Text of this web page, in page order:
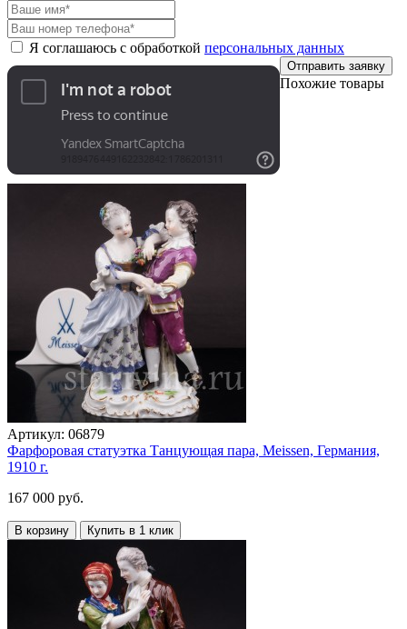
Я соглашаюсь с обработкой персональных данных
Отправить заявку
Похожие товары
Артикул: 06879
Фарфоровая статуэтка Танцующая пара, Meissen, Германия,
1910 г.
167 000 руб.
В корзину Купить в 1 клик